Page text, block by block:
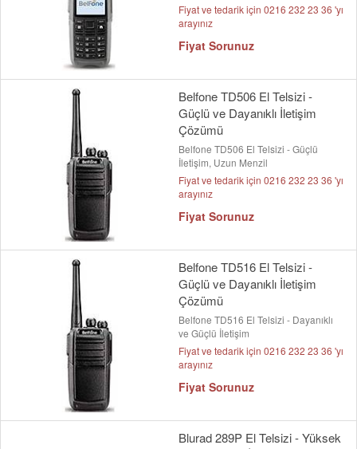
Fiyat ve tedarik için 0216 232 23 36 'yı
arayınız
Fiyat Sorunuz
Belfone TD506 El Telsizi -
Güçlü ve Dayanıklı İletişim
Çözümü
Belfone TD506 El Telsizi - Güçlü
İletişim, Uzun Menzil
Fiyat ve tedarik için 0216 232 23 36 'yı
arayınız
Fiyat Sorunuz
Belfone TD516 El Telsizi -
Güçlü ve Dayanıklı İletişim
Çözümü
Belfone TD516 El Telsizi - Dayanıklı
ve Güçlü İletişim
Fiyat ve tedarik için 0216 232 23 36 'yı
arayınız
Fiyat Sorunuz
Blurad 289P El Telsizi - Yüksek